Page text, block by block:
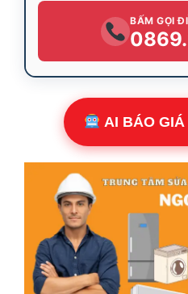
BẤM GỌI
AI BÁO